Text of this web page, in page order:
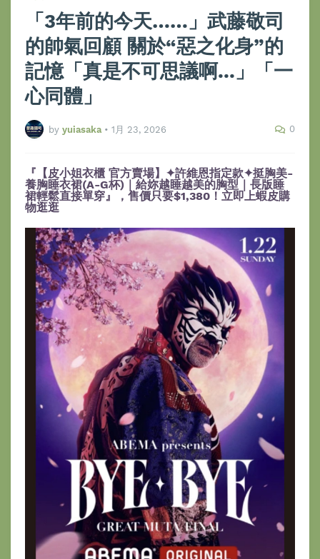
「3年前的今天……」武藤敬司
的帥氣回顧 關於“惡之化身”的
記憶「真是不可思議啊...」「一
心同體」
by yuiasaka • 1月 23, 2026 0
『【皮小姐衣櫃 官方賣場】✦許維恩指定款✦挺胸美-
養胸睡衣裙(A-G杯)｜給妳越睡越美的胸型｜長版睡
裙輕鬆直接單穿』，售價只要$1,380！立即上蝦皮購
物逛逛